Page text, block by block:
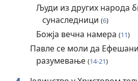
Људи из других народа
сунаследници (6)
Божја вечна намера (11)
Павле се моли да
разумевање (14-21)